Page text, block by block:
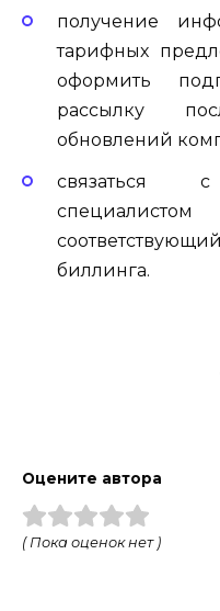
получение
тарифных
оформить
рассылку
обновлений
связаться с
биллинга.
Оцените автора
( Пока оценок нет )